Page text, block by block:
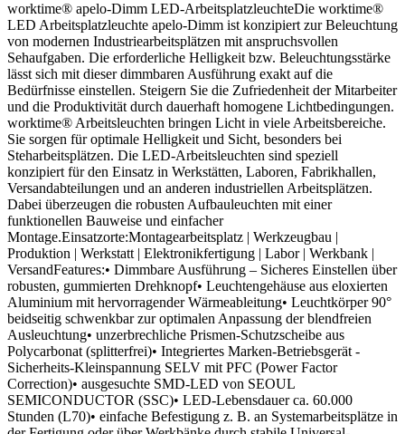
worktime® apelo-Dimm LED-ArbeitsplatzleuchteDie worktime®
LED Arbeitsplatzleuchte apelo-Dimm ist konzipiert zur Beleuchtung
von modernen Industriearbeitsplätzen mit anspruchsvollen
Sehaufgaben. Die erforderliche Helligkeit bzw. Beleuchtungsstärke
lässt sich mit dieser dimmbaren Ausführung exakt auf die
Bedürfnisse einstellen. Steigern Sie die Zufriedenheit der Mitarbeiter
und die Produktivität durch dauerhaft homogene Lichtbedingungen.
worktime® Arbeitsleuchten bringen Licht in viele Arbeitsbereiche.
Sie sorgen für optimale Helligkeit und Sicht, besonders bei
Steharbeitsplätzen. Die LED-Arbeitsleuchten sind speziell
konzipiert für den Einsatz in Werkstätten, Laboren, Fabrikhallen,
Versandabteilungen und an anderen industriellen Arbeitsplätzen.
Dabei überzeugen die robusten Aufbauleuchten mit einer
funktionellen Bauweise und einfacher
Montage.Einsatzorte:Montagearbeitsplatz | Werkzeugbau |
Produktion | Werkstatt | Elektronikfertigung | Labor | Werkbank |
VersandFeatures:• Dimmbare Ausführung – Sicheres Einstellen über
robusten, gummierten Drehknopf• Leuchtengehäuse aus eloxierten
Aluminium mit hervorragender Wärmeableitung• Leuchtkörper 90°
beidseitig schwenkbar zur optimalen Anpassung der blendfreien
Ausleuchtung• unzerbrechliche Prismen-Schutzscheibe aus
Polycarbonat (splitterfrei)• Integriertes Marken-Betriebsgerät -
Sicherheits-Kleinspannung SELV mit PFC (Power Factor
Correction)• ausgesuchte SMD-LED von SEOUL
SEMICONDUCTOR (SSC)• LED-Lebensdauer ca. 60.000
Stunden (L70)• einfache Befestigung z. B. an Systemarbeitsplätze in